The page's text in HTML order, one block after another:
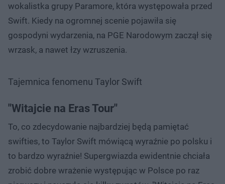
wokalistka grupy Paramore, która występowała przed
Swift. Kiedy na ogromnej scenie pojawiła się
gospodyni wydarzenia, na PGE Narodowym zaczął się
wrzask, a nawet łzy wzruszenia.
Tajemnica fenomenu Taylor Swift
"Witajcie na Eras Tour"
To, co zdecydowanie najbardziej będą pamiętać
swifties, to Taylor Swift mówiącą wyraźnie po polsku i
to bardzo wyraźnie! Supergwiazda ewidentnie chciała
zrobić dobre wrażenie występując w Polsce po raz